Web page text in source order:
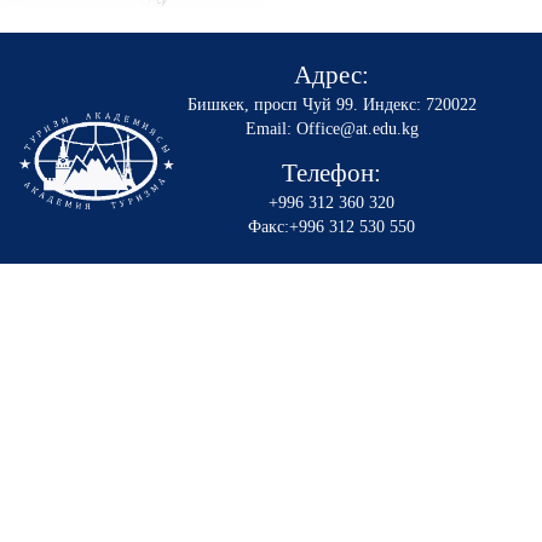
Адрес:
Бишкек, просп Чуй 99. Индекс: 720022
Email: Office@at.edu.kg
Телефон:
+996 312 360 320
Факс:+996 312 530 550